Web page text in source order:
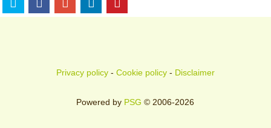
Privacy policy- Cookie policy- Disclaimer
Powered by PSG © 2006-2026